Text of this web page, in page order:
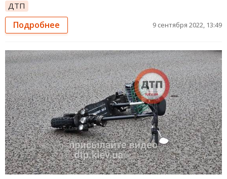
ДТП
Подробнее 9 сентября 2022, 13:49